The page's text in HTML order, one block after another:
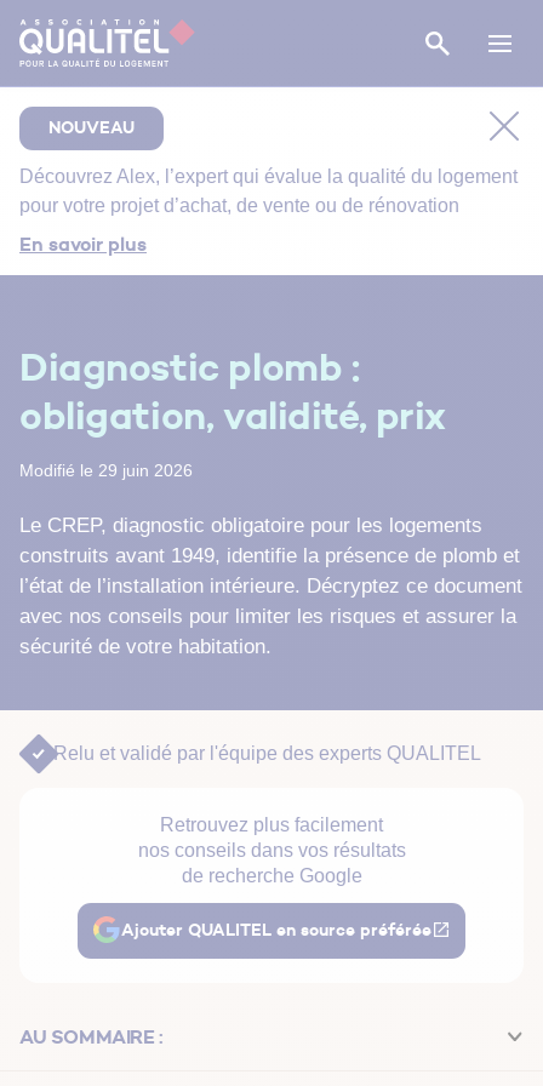
Comment bien suivre le chantier de rénovation de
votre salle de bain ?
retrouver ?
NOUVEAU
Découvrez Alex, l’expert qui évalue la qualité du logement
pour votre projet d’achat, de vente ou de rénovation
En savoir plus
Diagnostic plomb :
obligation, validité, prix
Modifié le 29 juin 2026
Le CREP, diagnostic obligatoire pour les logements
construits avant 1949, identifie la présence de plomb et
l’état de l’installation intérieure. Décryptez ce document
avec nos conseils pour limiter les risques et assurer la
sécurité de votre habitation.
Relu et validé par l'équipe des experts QUALITEL
Retrouvez plus facilement
nos conseils dans vos résultats
de recherche Google
Ajouter QUALITEL en source préférée
AU SOMMAIRE :